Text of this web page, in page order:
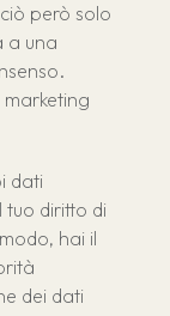
però solo
a una
marketing
dati
diritto di
hai il
dei dati